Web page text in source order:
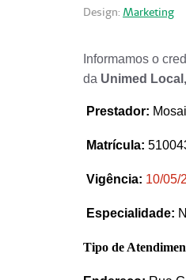
Design: Marketing
Informamos o
da Unimed
Prestador:
Matrícula:
Vigência: 10/05/
Especialidade:
Tipo de